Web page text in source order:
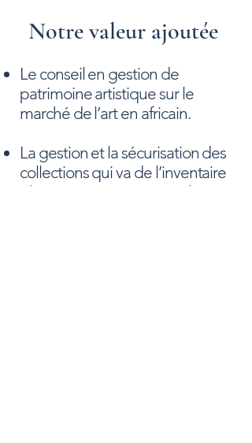
Notre valeur ajoutée
Le conseil en gestion de
patrimoine artistique sur le
marché de l’art en africain.
La gestion et la sécurisation des
collections qui va de l’inventaire
physique et numérique à la